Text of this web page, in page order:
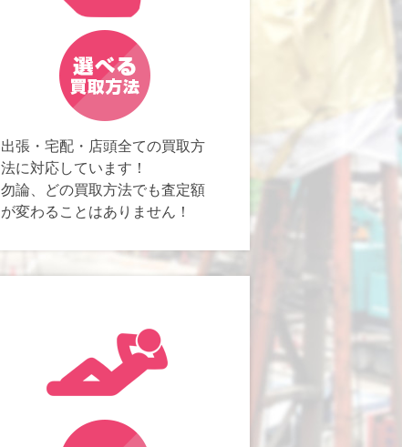
出張・宅配・店頭全ての買取方
法に対応しています！
勿論、どの買取方法でも査定額
が変わることはありません！